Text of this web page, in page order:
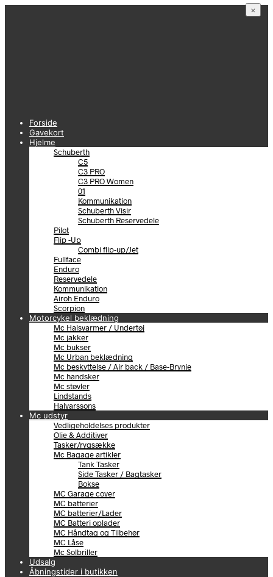
Forside
Gavekort
Hjelme
Schuberth
C5
C3 PRO
C3 PRO Women
01
Kommunikation
Schuberth Visir
Schuberth Reservedele
Pilot
Flip -Up
Combi flip-up/Jet
Fullface
Enduro
Reservedele
Kommunikation
Airoh Enduro
Scorpion
Motorcykel beklædning
Mc Halsvarmer / Undertøj
Mc jakker
Mc bukser
Mc Urban beklædning
Mc beskyttelse / Air back / Base-Brynje
Mc handsker
Mc støvler
Lindstands
Halvarssons
Mc udstyr
Vedligeholdelses produkter
Olie & Additiver
Tasker/rygsække
Mc Bagage artikler
Tank Tasker
Side Tasker / Bagtasker
Bokse
MC Garage cover
MC batterier
MC batterier/Lader
MC Batteri oplader
MC Håndtag og Tilbehør
MC Låse
Mc Solbriller
Udsalg
Åbningstider i butikken
×